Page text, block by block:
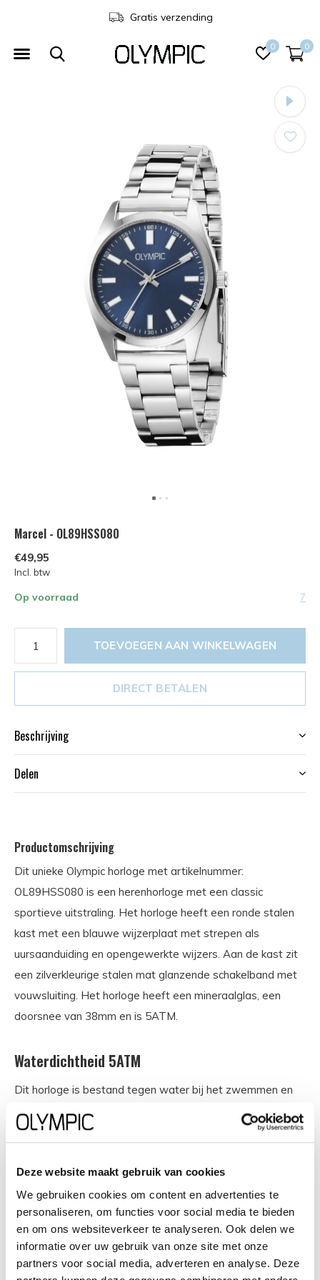
Deze website maakt gebruik van cookies
We gebruiken cookies om content en advertenties te
personaliseren, om functies voor social media te bieden
en om ons websiteverkeer te analyseren. Ook delen we
informatie over uw gebruik van onze site met onze
partners voor social media, adverteren en analyse. Deze
0 0
3 jaar garantie
Marcel - OL89HSS080
€49,95
Incl. btw
Op voorraad 7
TOEVOEGEN AAN WINKELWAGEN
DIRECT BETALEN
Beschrijving
Delen
Productomschrijving
Dit unieke Olympic horloge met artikelnummer:
OL89HSS080 is een herenhorloge met een classic
sportieve uitstraling. Het horloge heeft een ronde stalen
kast met een blauwe wijzerplaat met strepen als
uursaanduiding en opengewerkte wijzers. Aan de kast zit
een zilverkleurige stalen mat glanzende schakelband met
vouwsluiting. Het horloge heeft een mineraalglas, een
doorsnee van 38mm en is 5ATM.
Waterdichtheid 5ATM
Dit horloge is bestand tegen water bij het zwemmen en
douchen. Dit horloge is niet bestand tegen (grote)
waterdruk dus je kunt er niet mee duiken.
Het merk
Een mooi horloge hoeft niet duur te zijn! Het Nederlandse
horlogemerk Olympic levert stoere chronografen, slimline
series, digitale uurwerken en elegante dameshorloges. De
prijs-kwaliteitverhouding staat bij Olympic hoog in het